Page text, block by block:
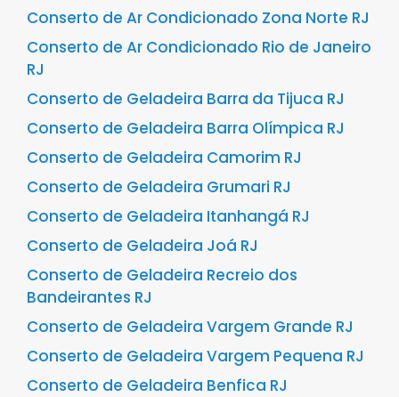
Conserto de Ar Condicionado Zona Norte RJ
Conserto de Ar Condicionado Rio de Janeiro
RJ
Conserto de Geladeira Barra da Tijuca RJ
Conserto de Geladeira Barra Olímpica RJ
Conserto de Geladeira Camorim RJ
Conserto de Geladeira Grumari RJ
Conserto de Geladeira Itanhangá RJ
Conserto de Geladeira Joá RJ
Conserto de Geladeira Recreio dos
Bandeirantes RJ
Conserto de Geladeira Vargem Grande RJ
Conserto de Geladeira Vargem Pequena RJ
Conserto de Geladeira Benfica RJ